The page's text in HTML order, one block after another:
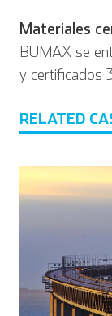
Materiales
BUMAX se
y certificados
RELATED